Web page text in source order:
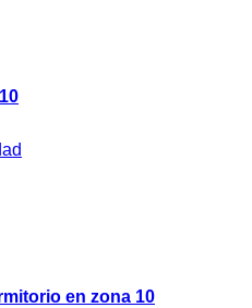
en zona 10